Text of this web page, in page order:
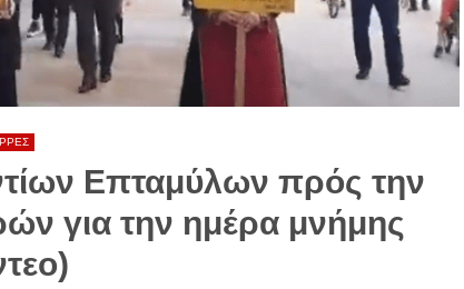
Επταμύλων πρός την
για την ημέρα μνήμης